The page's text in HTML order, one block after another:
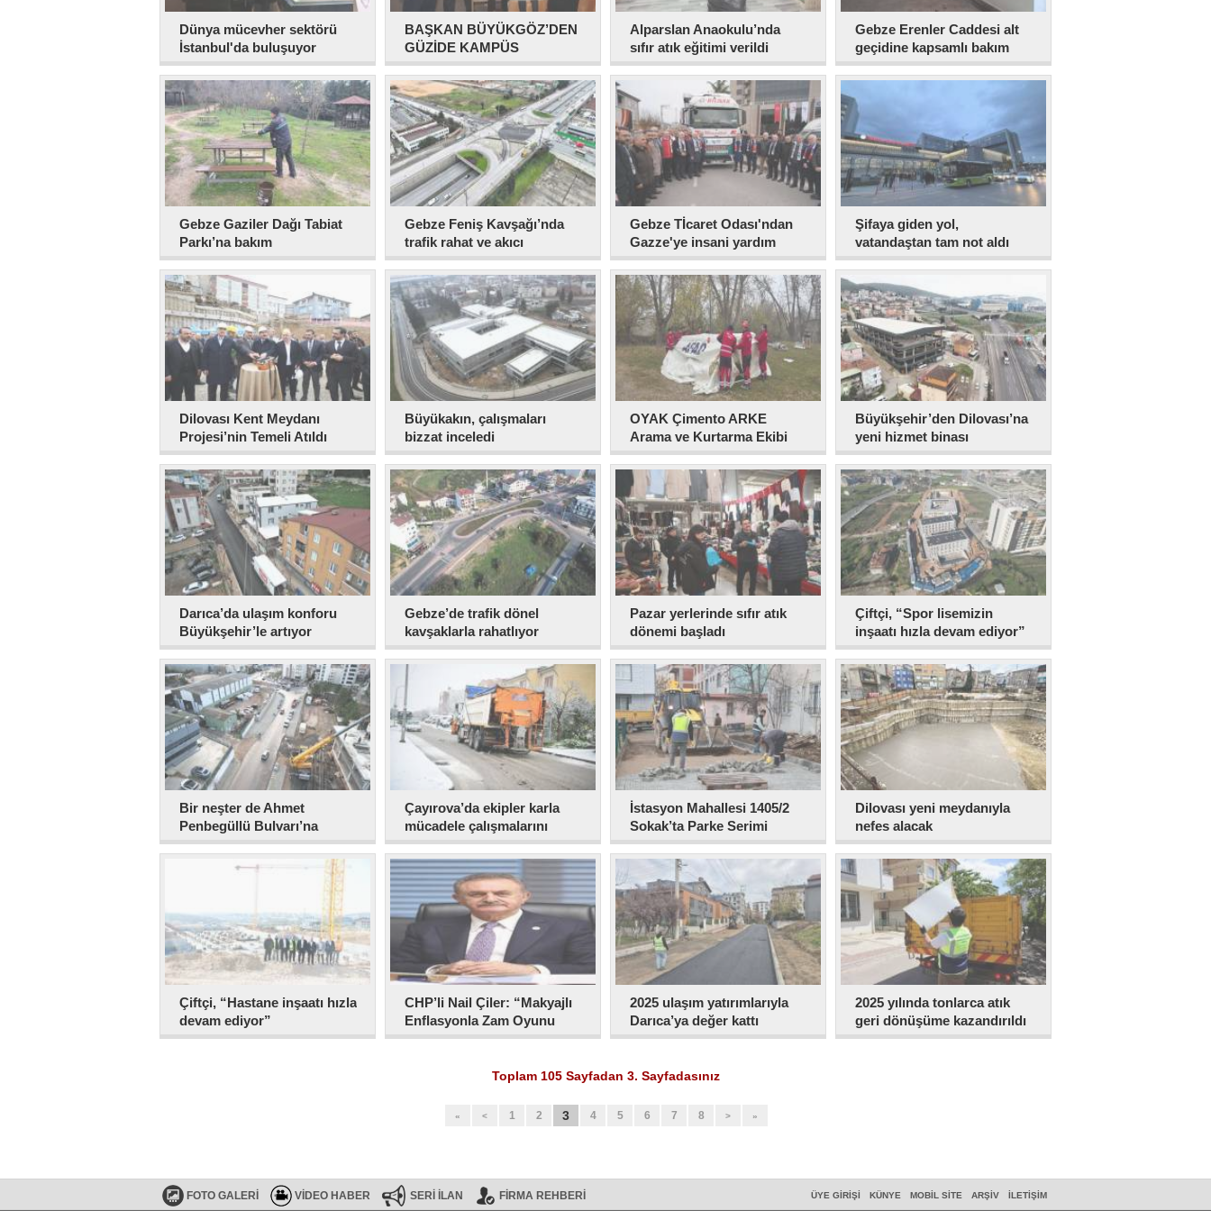
Dünya mücevher sektörü
İstanbul'da buluşuyor
BAŞKAN BÜYÜKGÖZ’DEN
GÜZİDE KAMPÜS
ZİYARETİ
Alparslan Anaokulu’nda
sıfır atık eğitimi verildi
Gebze Erenler Caddesi alt
geçidine kapsamlı bakım
Gebze Gaziler Dağı Tabiat
Parkı’na bakım
Gebze Feniş Kavşağı’nda
trafik rahat ve akıcı
Gebze Tİcaret Odası'ndan
Gazze'ye insani yardım
Şifaya giden yol,
vatandaştan tam not aldı
Dilovası Kent Meydanı
Projesi’nin Temeli Atıldı
Büyükakın, çalışmaları
bizzat inceledi
OYAK Çimento ARKE
Arama ve Kurtarma Ekibi
Kuruldu
Büyükşehir’den Dilovası’na
yeni hizmet binası
Darıca’da ulaşım konforu
Büyükşehir’le artıyor
Gebze’de trafik dönel
kavşaklarla rahatlıyor
Pazar yerlerinde sıfır atık
dönemi başladı
Çiftçi, “Spor lisemizin
inşaatı hızla devam ediyor”
Bir neşter de Ahmet
Penbegüllü Bulvarı’na
Çayırova’da ekipler karla
mücadele çalışmalarını
sürdürüyor
İstasyon Mahallesi 1405/2
Sokak’ta Parke Serimi
Çalışması
Dilovası yeni meydanıyla
nefes alacak
Çiftçi, “Hastane inşaatı hızla
devam ediyor”
CHP’li Nail Çiler: “Makyajlı
Enflasyonla Zam Oyunu
Oynanıyor”
2025 ulaşım yatırımlarıyla
Darıca’ya değer kattı
2025 yılında tonlarca atık
geri dönüşüme kazandırıldı
Toplam 105 Sayfadan 3. Sayfadasınız
« < 1 2 3 4 5 6 7 8 > »
FOTO GALERİ VİDEO HABER SERİ İLAN FİRMA REHBERİ İLETIŞIM
ARŞIV
MOBIL SITE
KÜNYE
ÜYE GIRIŞI